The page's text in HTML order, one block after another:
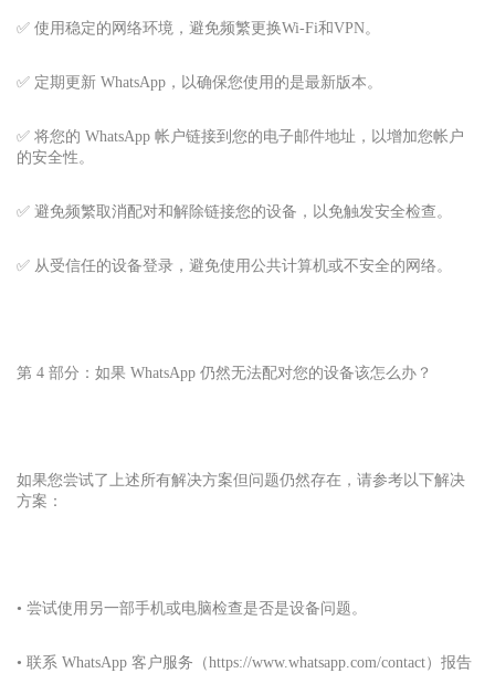
✅ 使用稳定的网络环境，避免频繁更换Wi-Fi和VPN。
✅ 定期更新 WhatsApp，以确保您使用的是最新版本。
✅ 将您的 WhatsApp 帐户链接到您的电子邮件地址，以增加您帐户
的安全性。
✅ 避免频繁取消配对和解除链接您的设备，以免触发安全检查。
✅ 从受信任的设备登录，避免使用公共计算机或不安全的网络。
第 4 部分：如果 WhatsApp 仍然无法配对您的设备该怎么办？
如果您尝试了上述所有解决方案但问题仍然存在，请参考以下解决
方案：
• 尝试使用另一部手机或电脑检查是否是设备问题。
• 联系 WhatsApp 客户服务（https://www.whatsapp.com/contact）报告